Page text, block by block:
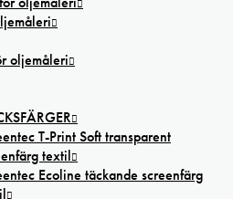
oljemåleri
T-Print Soft transparent
textil
Ecoline täckande screenfärg